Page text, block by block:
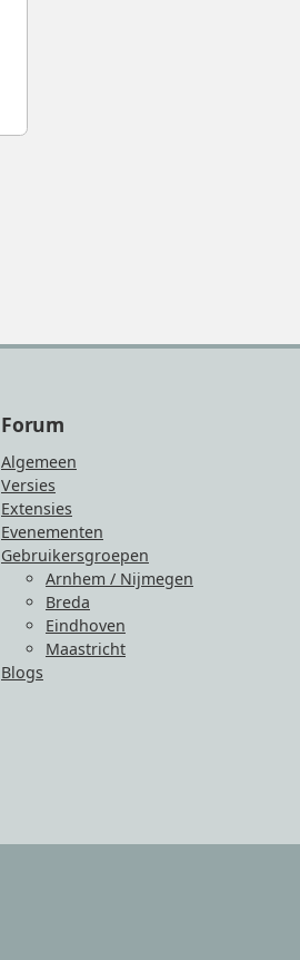
Forum
Algemeen
Versies
Extensies
Evenementen
Gebruikersgroepen
Arnhem / Nijmegen
Breda
Eindhoven
Maastricht
Blogs